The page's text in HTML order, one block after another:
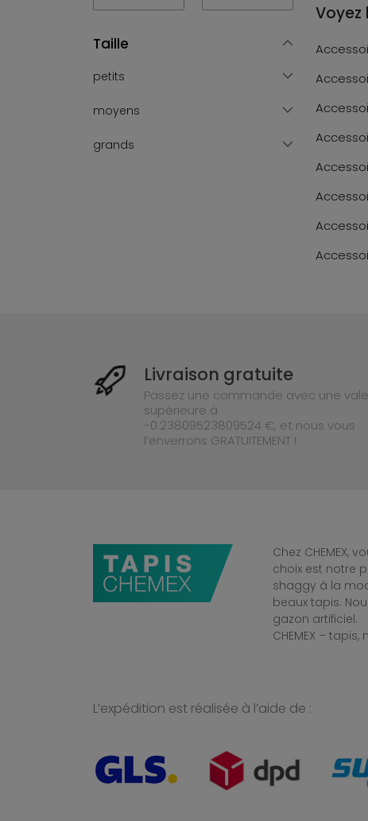
Taille
petits
moyens
grands
Livraison gratuite
Passez une commande avec une
supérieure à
-0.23809523809524 €, et nous vous
l’enverrons GRATUITEMENT !
Chez
choix est notre
shaggy à la
beaux tapis.
gazon artificiel.
CHEMEX –
L’expédition est réalisée à l’aide de :